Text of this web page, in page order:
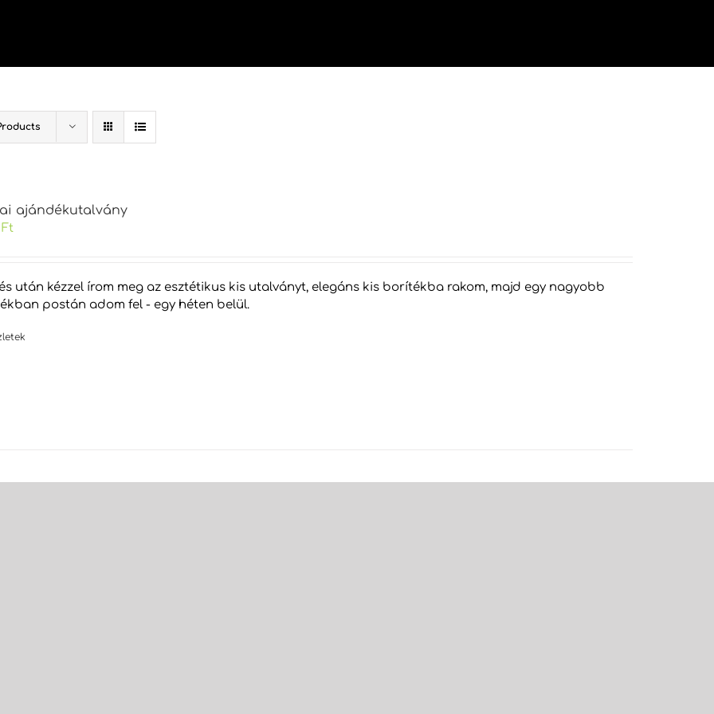
ajándékutalvány
Ft
után kézzel írom meg az esztétikus kis utalványt, elegáns kis borítékba rakom, majd egy nagyobb
postán adom fel - egy héten belül.